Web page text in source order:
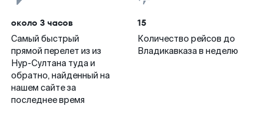
около 3 часов
Самый быстрый
прямой перелет из из
Нур-Султана туда и
обратно, найденный на
нашем сайте за
последнее время
15
Количество рейсов до
Владикавказа в неделю